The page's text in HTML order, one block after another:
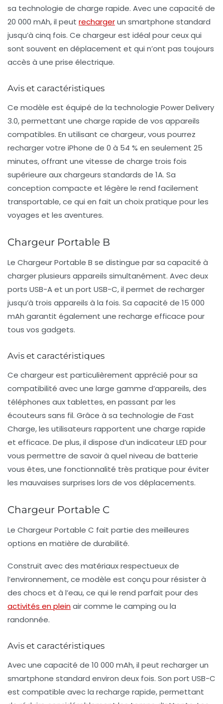
sa technologie de charge rapide. Avec une capacité de
20 000 mAh, il peut rechargerun smartphone standard
jusqu’à cinq fois. Ce chargeur est idéal pour ceux qui
sont souvent en déplacement et qui n’ont pas toujours
accès à une prise électrique.
Avis et caractéristiques
Ce modèle est équipé de la technologie Power Delivery
3.0, permettant une charge rapide de vos appareils
compatibles. En utilisant ce chargeur, vous pourrez
recharger votre iPhone de 0 à 54 % en seulement 25
minutes, offrant une vitesse de charge trois fois
supérieure aux chargeurs standards de 1A. Sa
conception compacte et légère le rend facilement
transportable, ce qui en fait un choix pratique pour les
voyages et les aventures.
Chargeur Portable B
Le Chargeur Portable B se distingue par sa capacité à
charger plusieurs appareils simultanément. Avec deux
ports USB-A et un port USB-C, il permet de recharger
jusqu’à trois appareils à la fois. Sa capacité de 15 000
mAh garantit également une recharge efficace pour
tous vos gadgets.
Avis et caractéristiques
Ce chargeur est particulièrement apprécié pour sa
compatibilité avec une large gamme d’appareils, des
téléphones aux tablettes, en passant par les
écouteurs sans fil. Grâce à sa technologie de Fast
Charge, les utilisateurs rapportent une charge rapide
et efficace. De plus, il dispose d’un indicateur LED pour
vous permettre de savoir à quel niveau de batterie
vous êtes, une fonctionnalité très pratique pour éviter
les mauvaises surprises lors de vos déplacements.
Chargeur Portable C
Le Chargeur Portable C fait partie des meilleures
options en matière de durabilité.
Construit avec des matériaux respectueux de
l’environnement, ce modèle est conçu pour résister à
des chocs et à l’eau, ce qui le rend parfait pour des
activités en pleinair comme le camping ou la
randonnée.
Avis et caractéristiques
Avec une capacité de 10 000 mAh, il peut recharger un
smartphone standard environ deux fois. Son port USB-C
est compatible avec la recharge rapide, permettant